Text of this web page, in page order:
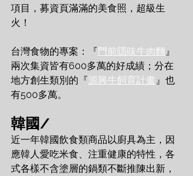
項目，募資頁滿滿的美食照，超級生
火！
台灣食物的專案：『 門前隱味牛肉麵 』
兩次集資皆有600多萬的好成績；分在
地方創生類別的『源興牛飼育計畫 』也
有500多萬。
韓國/
近一年韓國飲食類商品以廚具為主，因
應韓人愛吃米食、注重健康的特性，各
式各樣不含塗層的鍋類不斷推陳出新，